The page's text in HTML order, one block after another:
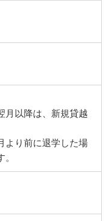
月以降は、新規貸越
より前に退学した場